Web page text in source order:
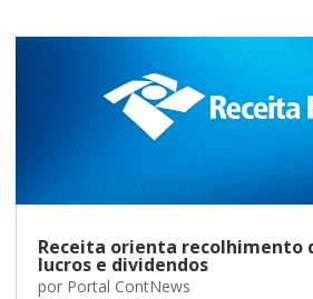
Receita orienta recolhimento
lucros e dividendos
por Portal ContNews